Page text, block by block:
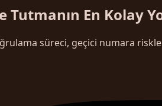
Tutmanın En Kolay
süreci, geçici numara